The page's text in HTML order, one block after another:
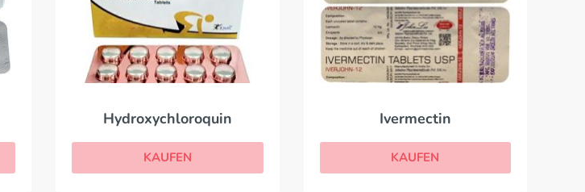
Hydroxychloroquin
KAUFEN
Ivermectin
KAUFEN